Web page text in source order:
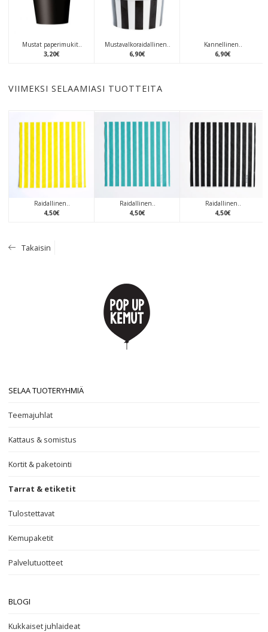
Mustat paperimukit..
3,20€
Mustavalkoraidallinen..
6,90€
Kannellinen..
6,90€
VIIMEKSI SELAAMIASI TUOTTEITA
Raidallinen..
4,50€
Raidallinen..
4,50€
Raidallinen..
4,50€
Takaisin
SELAA TUOTERYHMIÄ
Teemajuhlat
Kattaus & somistus
Kortit & paketointi
Tarrat & etiketit
Tulostettavat
Kemupaketit
Palvelutuotteet
BLOGI
Kukkaiset juhlaideat